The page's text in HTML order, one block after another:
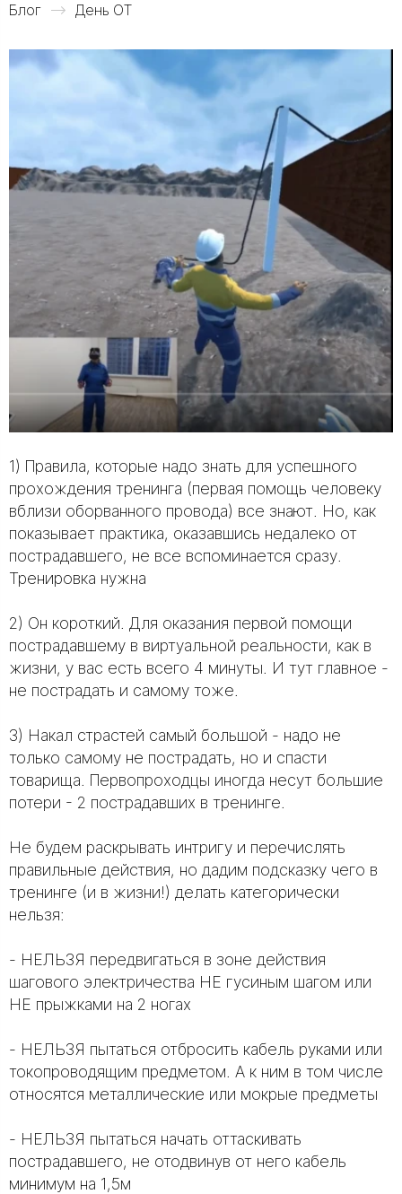
Блог
День ОТ
1) Правила, которые надо знать для успешного
прохождения тренинга (первая помощь человеку
вблизи оборванного провода) все знают. Но, как
показывает практика, оказавшись недалеко от
пострадавшего, не все вспоминается сразу.
Тренировка нужна
2) Он короткий. Для оказания первой помощи
пострадавшему в виртуальной реальности, как в
жизни, у вас есть всего 4 минуты. И тут главное -
не пострадать и самому тоже.
3) Накал страстей самый большой - надо не
только самому не пострадать, но и спасти
товарища. Первопроходцы иногда несут большие
потери - 2 пострадавших в тренинге.
Не будем раскрывать интригу и перечислять
правильные действия, но дадим подсказку чего в
тренинге (и в жизни!) делать категорически
нельзя:
- НЕЛЬЗЯ передвигаться в зоне действия
шагового электричества НЕ гусиным шагом или
НЕ прыжками на 2 ногах
- НЕЛЬЗЯ пытаться отбросить кабель руками или
токопроводящим предметом. А к ним в том числе
относятся металлические или мокрые предметы
- НЕЛЬЗЯ пытаться начать оттаскивать
пострадавшего, не отодвинув от него кабель
минимум на 1,5м